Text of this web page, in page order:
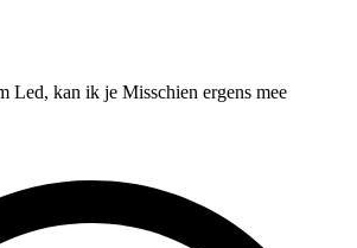
Led, kan ik je Misschien ergens mee